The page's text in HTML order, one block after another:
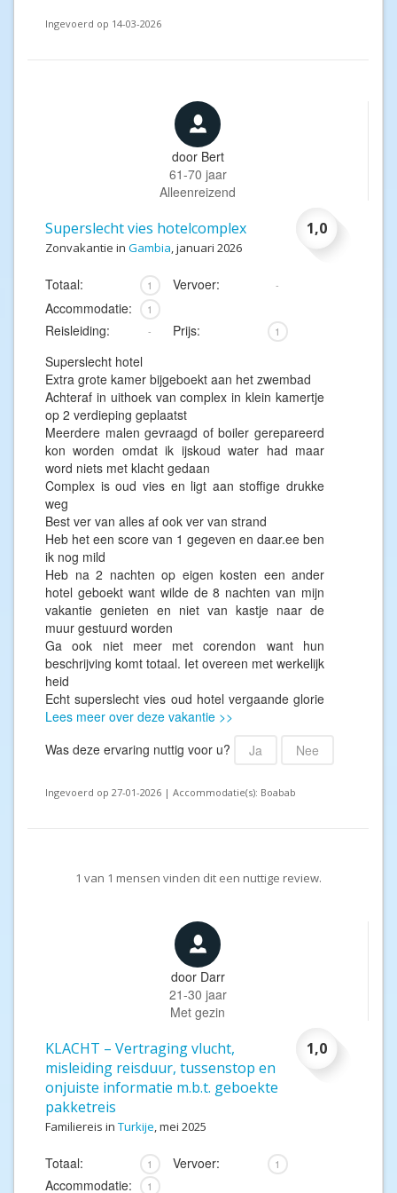
Ingevoerd op 14-03-2026
door Bert
61-70 jaar
Alleenreizend
1,0
Superslecht vies hotelcomplex
Zonvakantie in Gambia, januari 2026
Totaal: 1 Vervoer: -
Accommodatie: 1
Reisleiding: - Prijs: 1
Superslecht hotel
Extra grote kamer bijgeboekt aan het zwembad
Achteraf in uithoek van complex in klein kamertje
op 2 verdieping geplaatst
Meerdere malen gevraagd of boiler gerepareerd
kon worden omdat ik ijskoud water had maar
word niets met klacht gedaan
Complex is oud vies en ligt aan stoffige drukke
weg
Best ver van alles af ook ver van strand
Heb het een score van 1 gegeven en daar.ee ben
ik nog mild
Heb na 2 nachten op eigen kosten een ander
hotel geboekt want wilde de 8 nachten van mijn
vakantie genieten en niet van kastje naar de
muur gestuurd worden
Ga ook niet meer met corendon want hun
beschrijving komt totaal. Iet overeen met werkelijk
heid
Echt superslecht vies oud hotel vergaande glorie
Lees meer over deze vakantie >>
Was deze ervaring nuttig voor u?
Ja Nee
Ingevoerd op 27-01-2026 | Accommodatie(s): Boabab
1 van 1 mensen vinden dit een nuttige review.
door Darr
21-30 jaar
Met gezin
1,0
KLACHT – Vertraging vlucht,
misleiding reisduur, tussenstop en
onjuiste informatie m.b.t. geboekte
pakketreis
Familiereis in Turkije, mei 2025
Totaal: 1 Vervoer: 1
Accommodatie: 1